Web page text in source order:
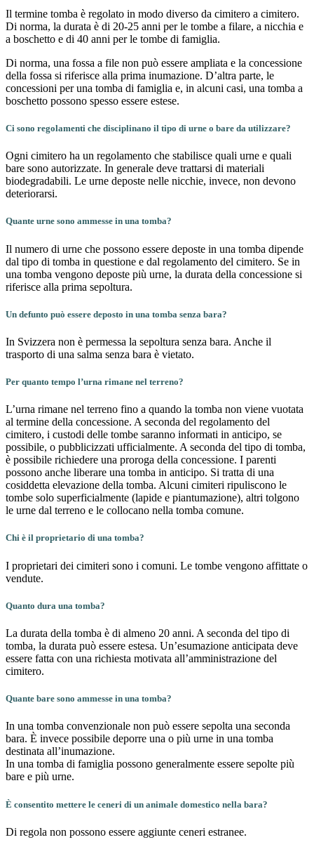
Il termine tomba è regolato in modo diverso da cimitero a cimitero.
Di norma, la durata è di 20-25 anni per le tombe a filare, a nicchia e
a boschetto e di 40 anni per le tombe di famiglia.
Di norma, una fossa a file non può essere ampliata e la concessione
della fossa si riferisce alla prima inumazione. D’altra parte, le
concessioni per una tomba di famiglia e, in alcuni casi, una tomba a
boschetto possono spesso essere estese.
Ci sono regolamenti che disciplinano il tipo di urne o bare da utilizzare?
Ogni cimitero ha un regolamento che stabilisce quali urne e quali
bare sono autorizzate. In generale deve trattarsi di materiali
biodegradabili. Le urne deposte nelle nicchie, invece, non devono
deteriorarsi.
Quante urne sono ammesse in una tomba?
Il numero di urne che possono essere deposte in una tomba dipende
dal tipo di tomba in questione e dal regolamento del cimitero. Se in
una tomba vengono deposte più urne, la durata della concessione si
riferisce alla prima sepoltura.
Un defunto può essere deposto in una tomba senza bara?
In Svizzera non è permessa la sepoltura senza bara. Anche il
trasporto di una salma senza bara è vietato.
Per quanto tempo l’urna rimane nel terreno?
L’urna rimane nel terreno fino a quando la tomba non viene vuotata
al termine della concessione. A seconda del regolamento del
cimitero, i custodi delle tombe saranno informati in anticipo, se
possibile, o pubblicizzati ufficialmente. A seconda del tipo di tomba,
è possibile richiedere una proroga della concessione. I parenti
possono anche liberare una tomba in anticipo. Si tratta di una
cosiddetta elevazione della tomba. Alcuni cimiteri ripuliscono le
tombe solo superficialmente (lapide e piantumazione), altri tolgono
le urne dal terreno e le collocano nella tomba comune.
Chi è il proprietario di una tomba?
I proprietari dei cimiteri sono i comuni. Le tombe vengono affittate o
vendute.
Quanto dura una tomba?
La durata della tomba è di almeno 20 anni. A seconda del tipo di
tomba, la durata può essere estesa. Un’esumazione anticipata deve
essere fatta con una richiesta motivata all’amministrazione del
cimitero.
Quante bare sono ammesse in una tomba?
In una tomba convenzionale non può essere sepolta una seconda
bara. È invece possibile deporre una o più urne in una tomba
destinata all’inumazione.
In una tomba di famiglia possono generalmente essere sepolte più
bare e più urne.
È consentito mettere le ceneri di un animale domestico nella bara?
Di regola non possono essere aggiunte ceneri estranee.